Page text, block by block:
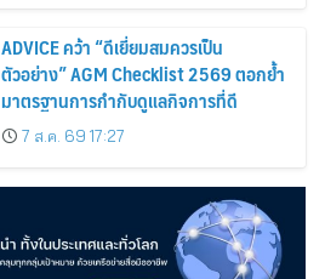
ADVICE คว้า “ดีเยี่ยมสมควรเป็น
ตัวอย่าง” AGM Checklist 2569 ตอกย้ำ
มาตรฐานการกำกับดูแลกิจการที่ดี
7 ส.ค. 69 17:27